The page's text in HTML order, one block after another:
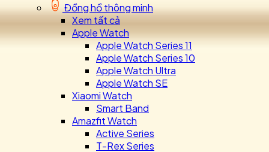
Đồng hồ thông minh
Xem tất cả
Apple Watch
Apple Watch Series 11
Apple Watch Series 10
Apple Watch Ultra
Apple Watch SE
Xiaomi Watch
Smart Band
Amazfit Watch
Active Series
T-Rex Series